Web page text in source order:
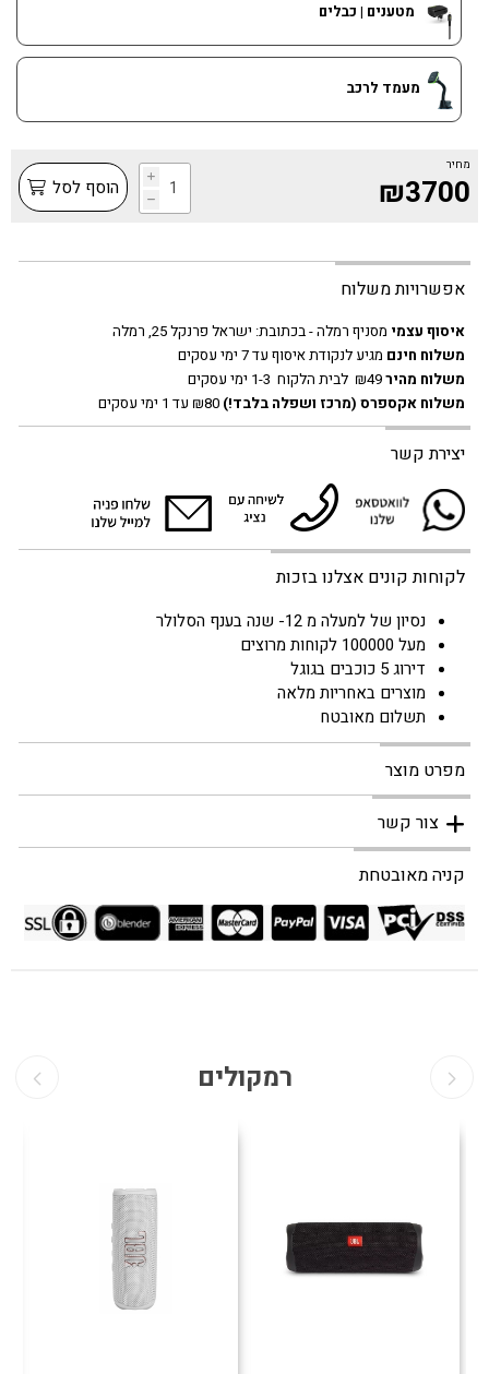
מטענים | כבלים
מעמד לרכב
מחיר
₪3700
i
h הוסף לסל
אפשרויות משלוח
איסוף עצמי מסניף רמלה - בכתובת: ישראל פרנקל 25, רמלה
משלוח חינם מגיע לנקודת איסוף עד 7 ימי עסקים
משלוח מהיר
משלוח אקספרס (מרכז ושפלה בלבד!)
יצירת קשר
לקוחות קונים אצלנו בזכות
נסיון של למעלה מ 12- שנה בענף הסלולר
מעל 100000 לקוחות מרוצים
דירוג 5 כוכבים בגוגל
מוצרים באחריות מלאה
תשלום מאובטח
מפרט מוצר
צור קשר
קניה מאובטחת
רמקולים